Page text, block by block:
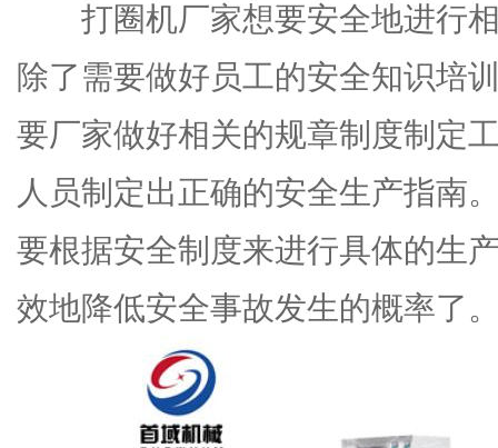
打圈机厂家想要安全地进行相
除了需要做好员工的安全知识培
要厂家做好相关的规章制度制定
人员制定出正确的安全生产指南
要根据安全制度来进行具体的生
效地降低安全事故发生的概率了